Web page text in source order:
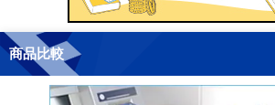
商品比較